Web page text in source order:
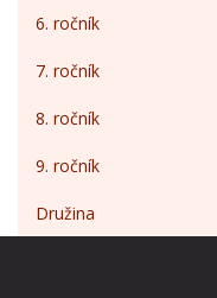
6. ročník
7. ročník
8. ročník
9. ročník
Družina